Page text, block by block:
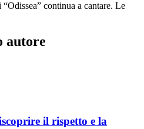
continua a cantare. Le
autore
il rispetto e la